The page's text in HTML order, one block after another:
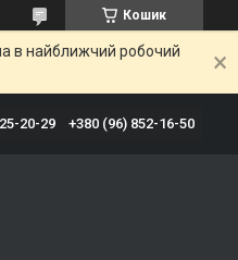
Кошик
в найближчий робочий
20-29 +380 (96) 852-16-50